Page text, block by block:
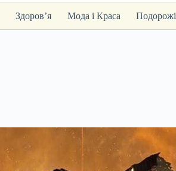
Здоров’я Мода і Краса Подорожі